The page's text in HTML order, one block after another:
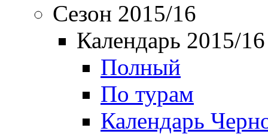
Сезон 2015/16
Календарь 2015/16
Полный
По турам
Календарь